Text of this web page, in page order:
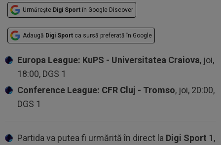
Urmărește Digi Sport în Google Discover
Adaugă Digi Sport ca sursă preferată în Google
Europa League: KuPS - Universitatea Craiova, joi,
18:00, DGS 1
Conference League: CFR Cluj - Tromso, joi, 20:00,
DGS 1
Partida va putea fi urmărită în direct la Digi Sport 1,